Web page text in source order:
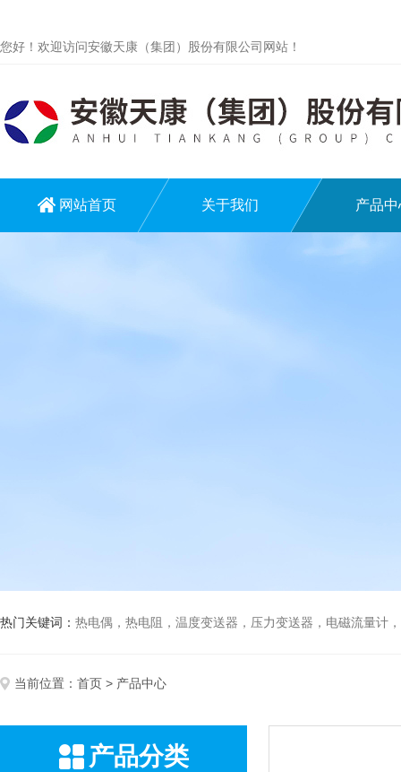
您好！欢迎访问安徽天康（集团）股份有限公司网站！
网站首页 关于我们 产品中
热门关键词： 热电偶，热电阻，温度变送器，压力变送器，电磁流量计，
当前位置： 首页 > 产品中心
产品分类